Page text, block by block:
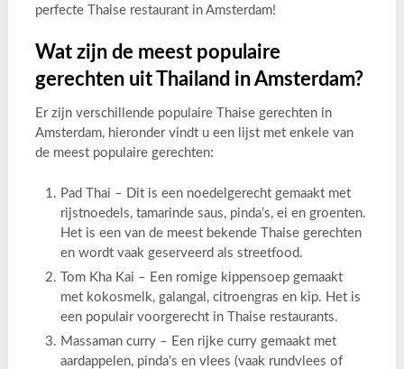
perfecte Thaise restaurant in Amsterdam!
Wat zijn de meest populaire
gerechten uit Thailand in Amsterdam?
Er zijn verschillende populaire Thaise gerechten in
Amsterdam, hieronder vindt u een lijst met enkele van
de meest populaire gerechten:
Pad Thai – Dit is een noedelgerecht gemaakt met
rijstnoedels, tamarinde saus, pinda’s, ei en groenten.
Het is een van de meest bekende Thaise gerechten
en wordt vaak geserveerd als streetfood.
Tom Kha Kai – Een romige kippensoep gemaakt
met kokosmelk, galangal, citroengras en kip. Het is
een populair voorgerecht in Thaise restaurants.
Massaman curry – Een rijke curry gemaakt met
aardappelen, pinda’s en vlees (vaak rundvlees of